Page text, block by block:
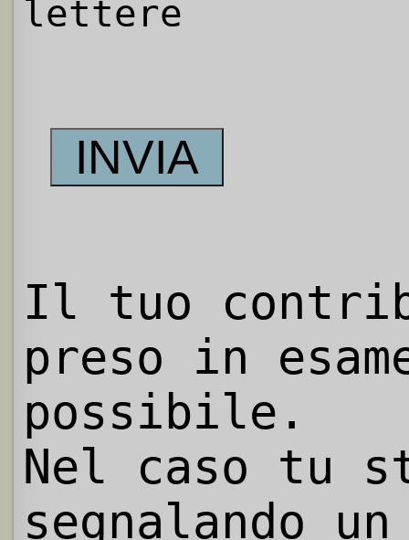
lettere
Il tuo
preso in
possibile.
Nel caso tu
segnalando